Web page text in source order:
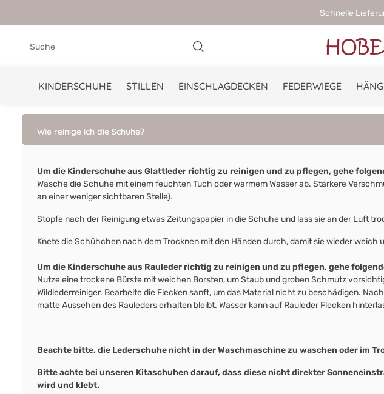
Schnelle
KINDERSCHUHE STILLEN EINSCHLAGDECKEN FEDERWIEGE
Wie reinige ich die Schuhe?
Um die Kinderschuhe aus Glattleder richtig zu reinigen und zu pflegen, gehe
Wasche die Schuhe mit einem feuchten Tuch oder warmem Wasser ab. Stärkere
an einer weniger sichtbaren Stelle).
Stopfe nach der Reinigung etwas Zeitungspapier in die Schuhe und lass sie an der Luft
Knete die Schühchen nach dem Trocknen mit den Händen durch, damit sie wieder weich
Um die Kinderschuhe aus Rauleder richtig zu reinigen und zu pflegen, gehe
Nutze eine trockene Bürste mit weichen Borsten, um Staub und groben Schmutz
Wildlederreiniger. Bearbeite die Flecken sanft, um das Material nicht zu beschädigen.
matte Aussehen des Rauleders erhalten bleibt. Wasser kann auf Rauleder Flecken
Beachte bitte, die Lederschuhe nicht in der Waschmaschine zu waschen oder im
Bitte achte bei unseren Kitaschuhen darauf, dass diese nicht direkter
wird und klebt.